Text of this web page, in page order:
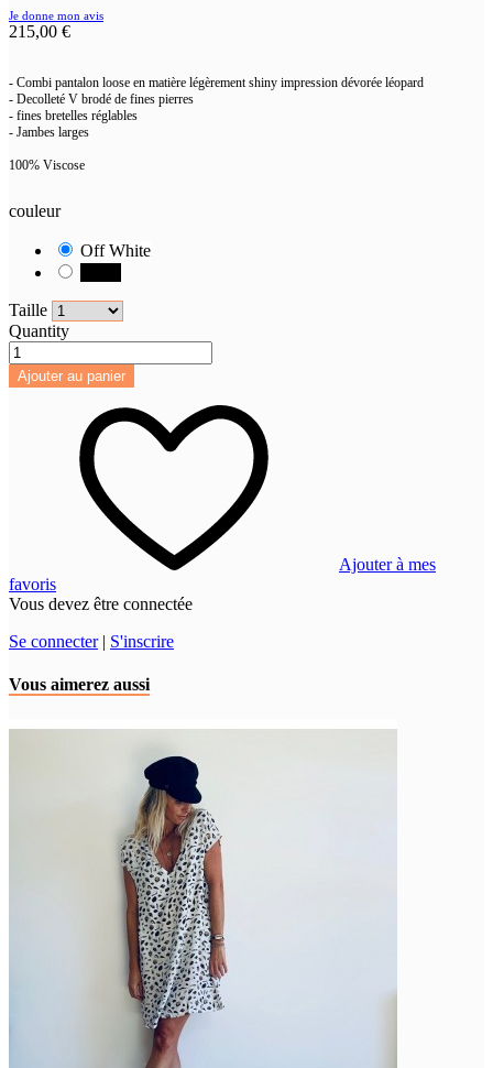
Je donne mon avis
215,00 €
- Combi pantalon loose en matière légèrement shiny impression dévorée léopard
- Decolleté V brodé de fines pierres
- fines bretelles réglables
- Jambes larges
100% Viscose
couleur
Off White
Taille
Quantity
Ajouter au panier
Ajouter à mes
favoris
Vous devez être connectée
Se connecter| S'inscrire
Vous aimerez aussi